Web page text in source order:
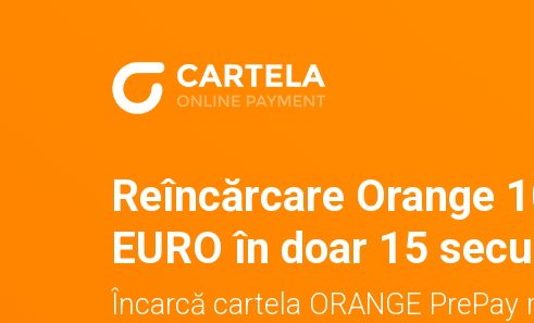
Reîncărcare Orange
EURO în doar 15
Încarcă cartela ORANGE PrePay